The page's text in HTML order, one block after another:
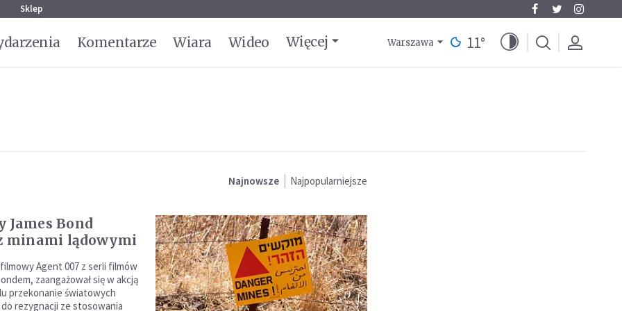
Sklep
Komentarze Wiara Wideo Więcej Warszawa 11°
Najnowsze Najpopularniejsze
James Bond
minami lądowymi
Agent 007 z serii filmów
zaangażował się w akcją
przekonanie światowych
rezygnacji ze stosowania